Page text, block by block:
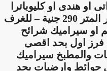
او هندى او كليوباترا
او ما يوازية بحد اقصى لسعر المتر 290 جنية – للغرف
كليوباترا 60*60 سم او سيراميك شرائح
فرز اول بحد اقصى
للحمامات والمطبخ سيراميك
حوائط وارضيات بحد